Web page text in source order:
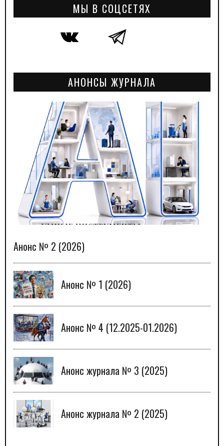
МЫ В СОЦСЕТЯХ
АНОНСЫ ЖУРНАЛА
Анонс № 2 (2026)
Анонс № 1 (2026)
Анонс № 4 (12.2025-01.2026)
Анонс журнала № 3 (2025)
Анонс журнала № 2 (2025)